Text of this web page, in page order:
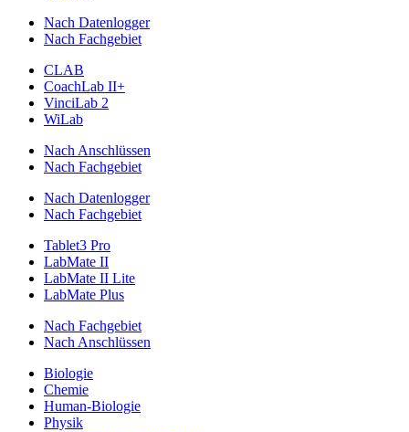
Nach Datenlogger
Nach Fachgebiet
CLAB
CoachLab II+
VinciLab 2
WiLab
Nach Anschlüssen
Nach Fachgebiet
Nach Datenlogger
Nach Fachgebiet
Tablet3 Pro
LabMate II
LabMate II Lite
LabMate Plus
Nach Fachgebiet
Nach Anschlüssen
Biologie
Chemie
Human-Biologie
Physik